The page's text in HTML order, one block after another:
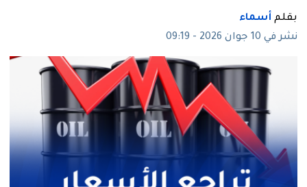
بقلم أسماء
نشر في 10 جوان 2026 - 09:19